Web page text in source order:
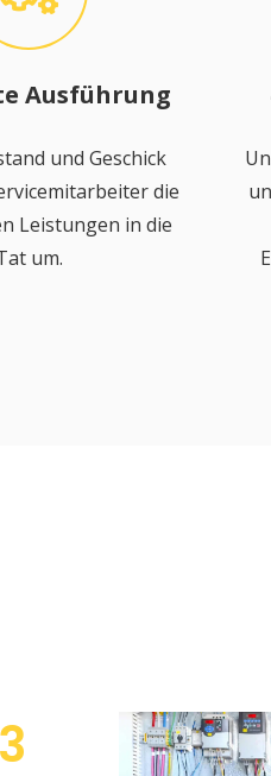
Ausführung
und Geschick
die
Leistungen in die
um.